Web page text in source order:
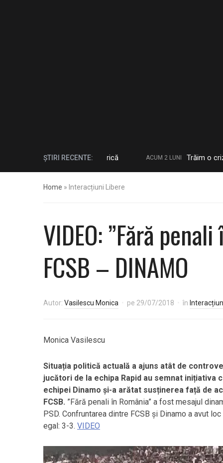
ȘTIRI RECENTE:
pentru secțiunea istorică ACUM 2 LUNI Trăim o criză
Home » Interacțiuni Libere
VIDEO: ”Fără
FCSB – DINAMO
Autor: Vasilescu Monica pe 29/07/2018 în
Monica Vasilescu
Situația politică actuală a ajuns atât de
jucători de la echipa Rapid au semnat inițiativa
echipei Dinamo și-a arătat susținerea față de
FCSB. ”Fără penali în România” a fost mesajul
PSD. Confruntarea dintre FCSB și Dinamo a avut
egal: 3-3. VIDEO